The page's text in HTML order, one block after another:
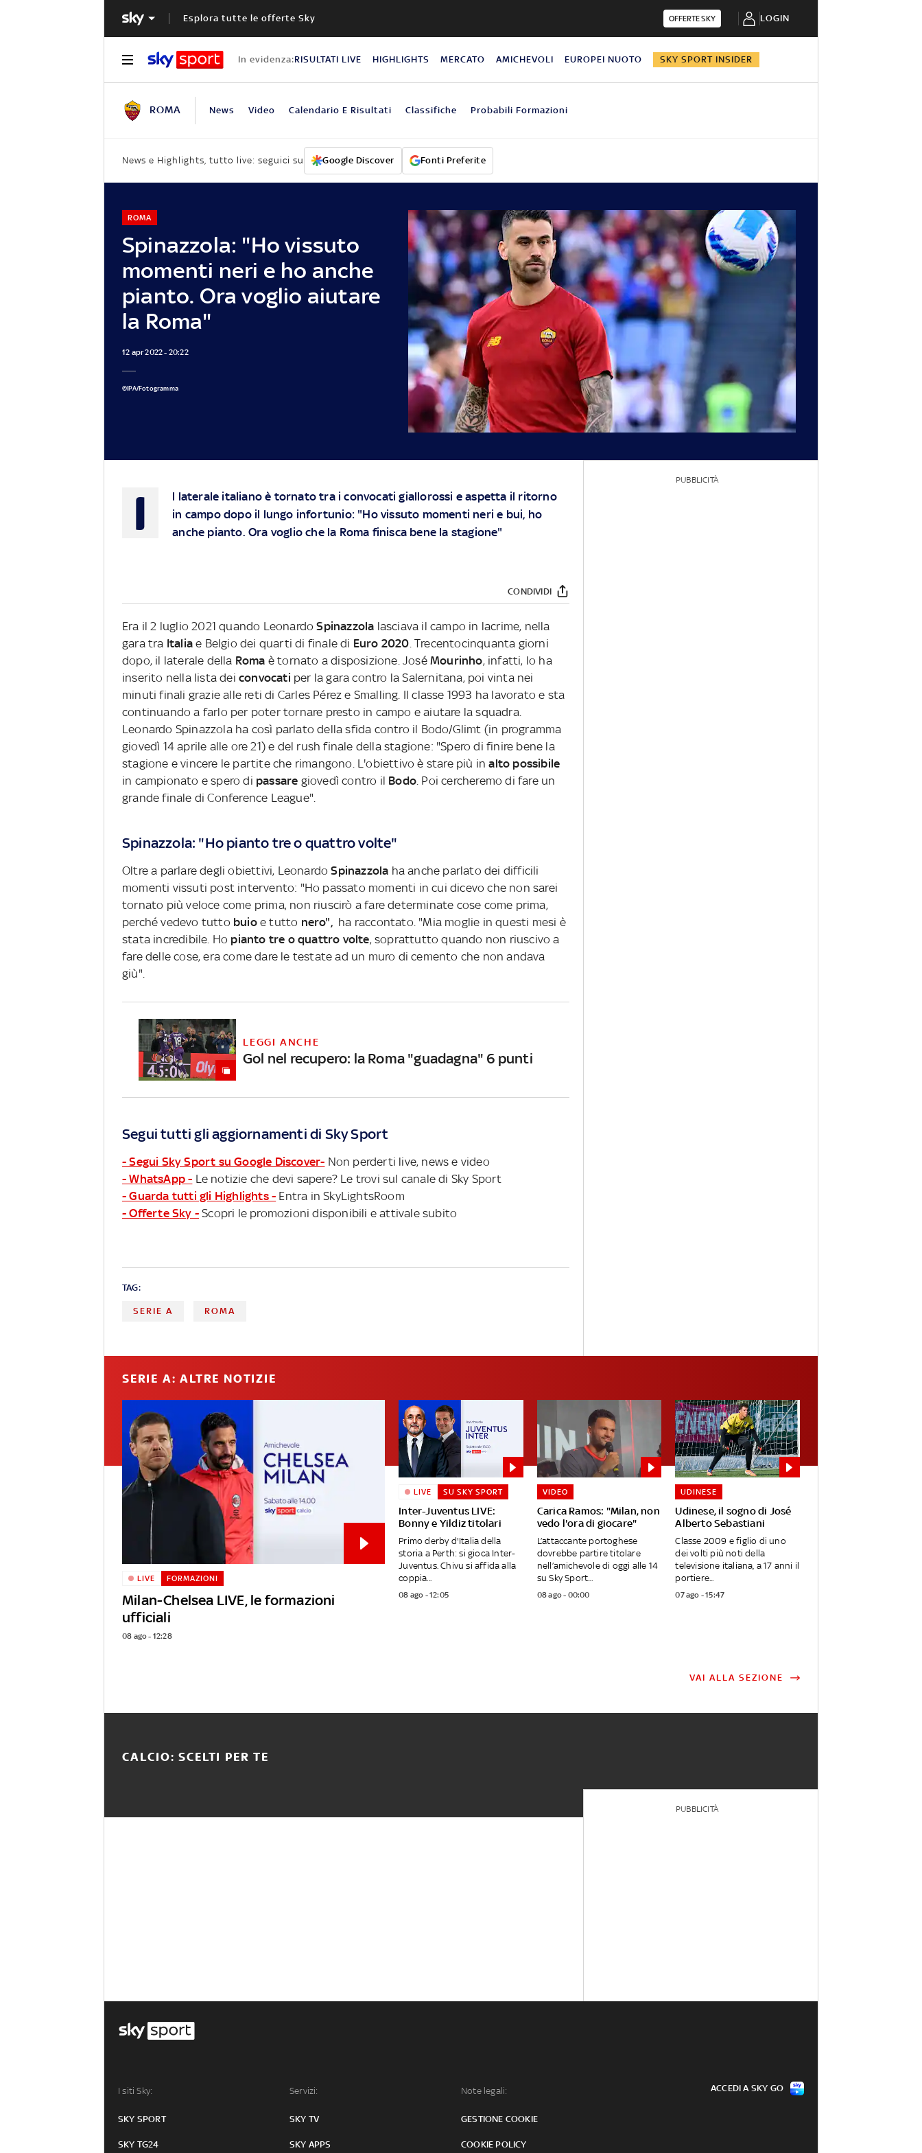
Esplora tutte le offerte Sky OFFERTE SKY LOGIN
In evidenza:RISULTATI LIVE HIGHLIGHTS MERCATO AMICHEVOLI EUROPEI NUOTO SKY SPORT INSIDER
ROMA News Video Calendario E Risultati Classifiche Probabili Formazioni
News e Highlights, tutto live: seguici su Google Discover Fonti Preferite
Spinazzola: "Ho vissuto
momenti neri e ho anche
pianto. Ora voglio aiutare
la Roma"
ROMA
12 apr 2022 - 20:22
©IPA/Fotogramma
I
l laterale italiano è tornato tra i convocati giallorossi e aspetta il ritorno
in campo dopo il lungo infortunio: "Ho vissuto momenti neri e bui, ho
anche pianto. Ora voglio che la Roma finisca bene la stagione"
CONDIVIDI
Era il 2 luglio 2021 quando LeonardoSpinazzola lasciava il campo in lacrime, nella
gara tra Italia e Belgio dei quarti di finale di Euro 2020. Trecentocinquanta giorni
dopo, il laterale della Roma è tornato a disposizione. JoséMourinho, infatti, lo ha
inserito nella lista dei convocati per la gara contro la Salernitana, poi vinta nei
minuti finali grazie alle reti di Carles Pérez e Smalling. Il classe 1993 ha lavorato e sta
continuando a farlo per poter tornare presto in campo e aiutare la squadra.
Leonardo Spinazzola ha così parlato della sfida contro il Bodo/Glimt (in programma
giovedì 14 aprile alle ore 21) e del rush finale della stagione: "Spero di finire bene la
stagione e vincere le partite che rimangono. L'obiettivo è stare più inalto possibile
in campionato e spero di passare giovedì contro il Bodo. Poi cercheremo di fare un
grande finale di Conference League".
Spinazzola: "Ho pianto tre o quattro volte"
Oltre a parlare degli obiettivi, LeonardoSpinazzola ha anche parlato dei difficili
momenti vissuti post intervento: "Ho passato momenti in cui dicevo che non sarei
tornato più veloce come prima, non riuscirò a fare determinate cose come prima,
perché vedevo tutto buioe tutto nero", ha raccontato. "Mia moglie in questi mesi è
stata incredibile. Ho pianto tre o quattro volte, soprattutto quando non riuscivo a
fare delle cose, era come dare le testate ad un muro di cemento che non andava
giù".
LEGGI ANCHE
Gol nel recupero: la Roma "guadagna" 6 punti
Segui tutti gli aggiornamenti di Sky Sport
- Segui Sky Sport su Google Discover- Non perderti live, news e video
- WhatsApp - Le notizie che devi sapere? Le trovi sul canale di Sky Sport
- Guarda tutti gli Highlights - Entra in SkyLightsRoom
- Offerte Sky - Scopri le promozioni disponibili e attivale subito
TAG:
SERIE A ROMA
PUBBLICITÀ
SERIE A: ALTRE NOTIZIE
Milan-Chelsea LIVE, le formazioni
ufficiali
LIVE FORMAZIONI
08 ago - 12:28
Inter-Juventus LIVE:
Bonny e Yildiz titolari
LIVE SU SKY SPORT
Primo derby d'Italia della
storia a Perth: si gioca Inter-
Juventus. Chivu si affida alla
coppia...
08 ago - 12:05
Carica Ramos: "Milan, non
vedo l'ora di giocare"
VIDEO
L’attaccante portoghese
dovrebbe partire titolare
nell’amichevole di oggi alle 14
su Sky Sport...
08 ago - 00:00
Udinese, il sogno di José
Alberto Sebastiani
UDINESE
Classe 2009 e figlio di uno
dei volti più noti della
televisione italiana, a 17 anni il
portiere...
07 ago - 15:47
VAI ALLA SEZIONE
CALCIO: SCELTI PER TE
PUBBLICITÀ
I siti Sky:
SKY SPORT
SKY TG24
Servizi:
SKY TV
SKY APPS
Note legali:
GESTIONE COOKIE
COOKIE POLICY
ACCEDI A SKY GO